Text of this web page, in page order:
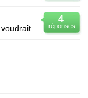
4
réponses